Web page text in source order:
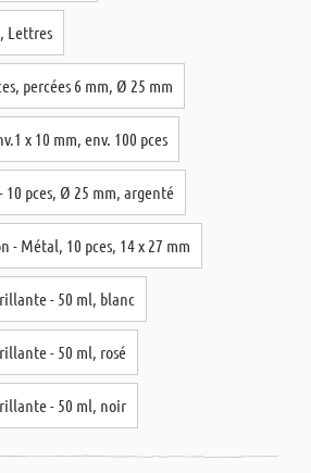
Lettres
percées 6 mm, Ø 25 mm
x 10 mm, env. 100 pces
pces, Ø 25 mm, argenté
- Métal, 10 pces, 14 x 27 mm
- 50 ml, blanc
- 50 ml, rosé
- 50 ml, noir